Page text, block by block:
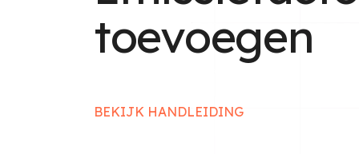
toevoegen
BEKIJK HANDLEIDING